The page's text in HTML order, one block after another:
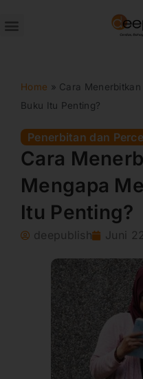
ke
Home » Cara
Buku Itu Penting?
Penerbitan dan
Cara
Mengapa
Itu Penting?
deepublish Juni